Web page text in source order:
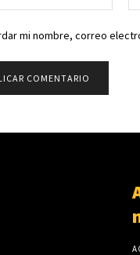
mi nombre, correo